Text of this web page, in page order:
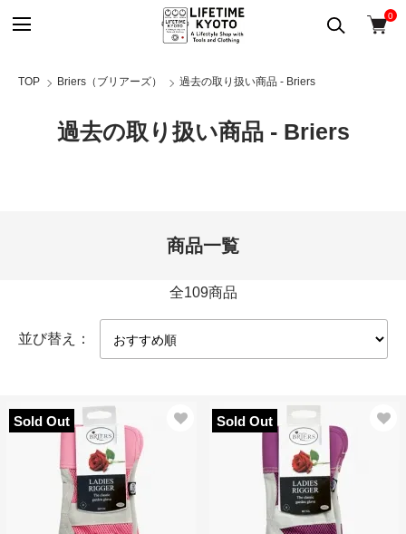
0
TOP Briers（ブリアーズ） 過去の取り扱い商品 - Briers
過去の取り扱い商品 - Briers
商品一覧
全109商品
並び替え：
Sold Out Sold Out